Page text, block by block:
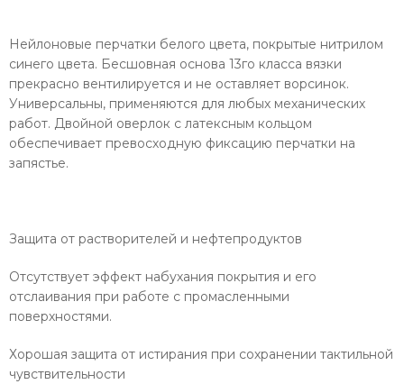
Нейлоновые перчатки белого цвета, покрытые нитрилом
синего цвета. Бесшовная основа 13го класса вязки
прекрасно вентилируется и не оставляет ворсинок.
Универсальны, применяются для любых механических
работ. Двойной оверлок с латексным кольцом
обеспечивает превосходную фиксацию перчатки на
запястье.
Защита от растворителей и нефтепродуктов
Отсутствует эффект набухания покрытия и его
отслаивания при работе с промасленными
поверхностями.
Хорошая защита от истирания при сохранении тактильной
чувствительности